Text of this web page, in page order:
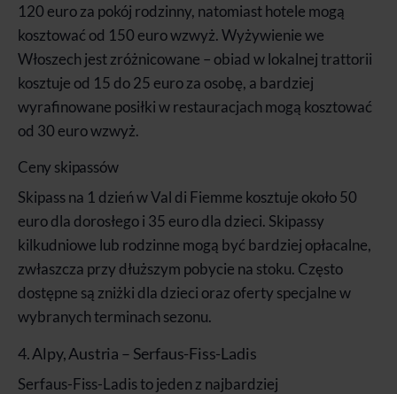
120 euro za pokój rodzinny, natomiast hotele mogą
kosztować od 150 euro wzwyż. Wyżywienie we
Włoszech jest zróżnicowane – obiad w lokalnej trattorii
kosztuje od 15 do 25 euro za osobę, a bardziej
wyrafinowane posiłki w restauracjach mogą kosztować
od 30 euro wzwyż.
Ceny skipassów
Skipass na 1 dzień w Val di Fiemme kosztuje około 50
euro dla dorosłego i 35 euro dla dzieci. Skipassy
kilkudniowe lub rodzinne mogą być bardziej opłacalne,
zwłaszcza przy dłuższym pobycie na stoku. Często
dostępne są zniżki dla dzieci oraz oferty specjalne w
wybranych terminach sezonu.
4. Alpy, Austria – Serfaus-Fiss-Ladis
Serfaus-Fiss-Ladis to jeden z najbardziej